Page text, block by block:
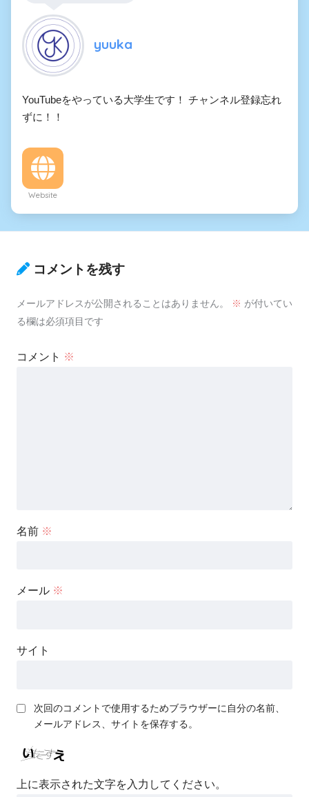
yuuka
YouTubeをやっている大学生です！ チャンネル登録忘れ
ずに！！
Website
コメントを残す
メールアドレスが公開されることはありません。 ※ が付いてい
る欄は必須項目です
コメント ※
名前 ※
メール ※
サイト
次回のコメントで使用するためブラウザーに自分の名前、
メールアドレス、サイトを保存する。
上に表示された文字を入力してください。